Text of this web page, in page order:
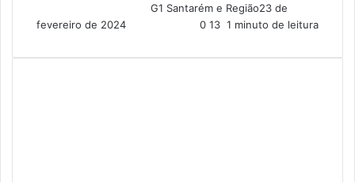
G1 Santarém e Região23 de
fevereiro de 2024
0 13 1 minuto de leitura